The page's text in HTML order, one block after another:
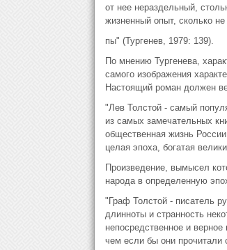
от нее нераздельный,
жизненный опыт, сколько
пы" (Тургенев, 1979: 139).
По мнению Тургенева,
самого изображения
Настоящий роман должен
"Лев Толстой - самый
из самых замечательных
общественная жизнь
целая эпоха, богатая
Произведение, вымысел
народа в определенную
"Граф Толстой - писатель
длинноты и странность
непосредственное и
чем если бы они прочитали